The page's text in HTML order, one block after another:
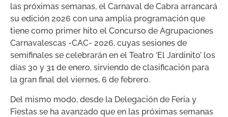
las próximas semanas, el Carnaval de Cabra arrancará
su edición 2026 con una amplia programación que
tiene como primer hito el Concurso de Agrupaciones
Carnavalescas -CAC- 2026, cuyas sesiones de
semifinales se celebrarán en el Teatro ‘El Jardinito’ los
días 30 y 31 de enero, sirviendo de clasificación para
la gran final del viernes, 6 de febrero.
Del mismo modo, desde la Delegación de Feria y
Fiestas se ha avanzado que en las próximas semanas